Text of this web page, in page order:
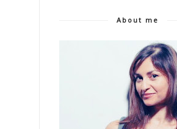
About me